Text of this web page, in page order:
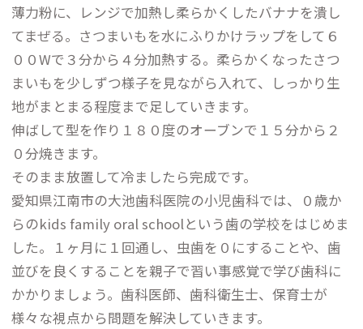
薄力粉に、レンジで加熱し柔らかくしたバナナを潰し
てまぜる。さつまいもを水にふりかけラップをして６
００Wで３分から４分加熱する。柔らかくなったさつ
まいもを少しずつ様子を見ながら入れて、しっかり生
地がまとまる程度まで足していきます。
伸ばして型を作り１８０度のオーブンで１５分から２
０分焼きます。
そのまま放置して冷ましたら完成です。
愛知県江南市の大池歯科医院の小児歯科では、０歳か
らのkids family oral schoolという歯の学校をはじめま
した。１ヶ月に１回通し、虫歯を０にすることや、歯
並びを良くすることを親子で習い事感覚で学び歯科に
かかりましょう。歯科医師、歯科衛生士、保育士が
様々な視点から問題を解決していきます。